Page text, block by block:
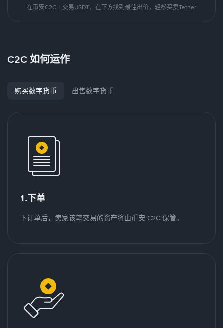
在币安C2C上交易USDT，在下方找到最佳出价，轻松买卖Tether
C2C 如何运作
购买数字货币 出售数字货币
1.下单
下订单后，卖家该笔交易的资产将由币安 C2C 保管。